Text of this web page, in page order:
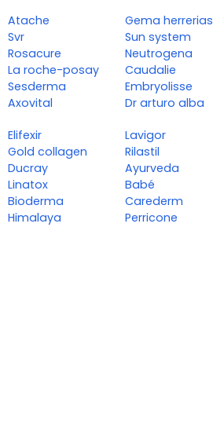
Atache
Svr
Rosacure
La roche-posay
Sesderma
Axovital
Gema herrerias
Sun system
Neutrogena
Caudalie
Embryolisse
Dr arturo alba
Elifexir
Gold collagen
Ducray
Linatox
Bioderma
Himalaya
Lavigor
Rilastil
Ayurveda
Babé
Carederm
Perricone